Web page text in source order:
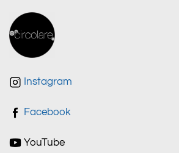
Instagram
Facebook
YouTube